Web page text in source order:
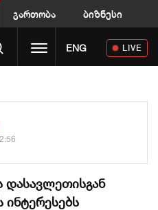
გართობა ბიზნესი
Toggle navigation
ENG LIVE
ინტერესებს